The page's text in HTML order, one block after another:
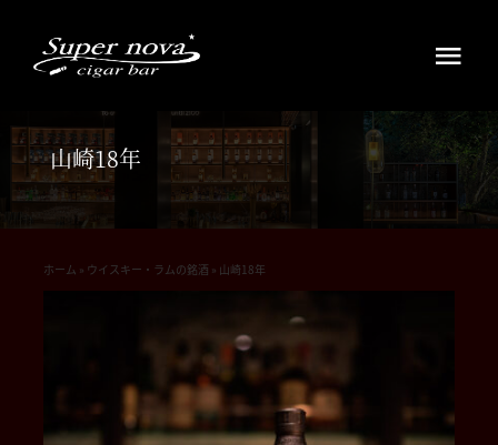
content
HOME
ウイスキー・ラムの銘酒
山崎18年
ホーム » ウイスキー・ラムの銘酒 » 山崎18年